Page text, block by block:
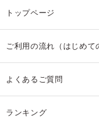
トップページ
ご利用の流れ（はじめて
よくあるご質問
ランキング